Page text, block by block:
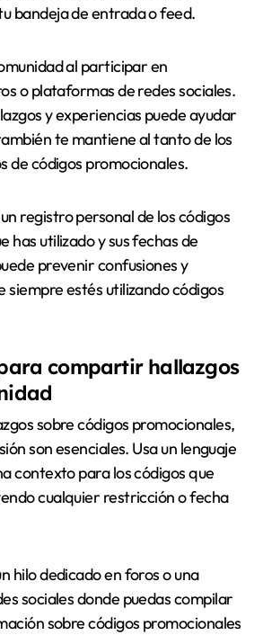
bandeja de entrada o feed.
al participar en
o plataformas de redes sociales.
y experiencias puede ayudar
te mantiene al tanto de los
de códigos promocionales.
registro personal de los códigos
has utilizado y sus fechas de
prevenir confusiones y
siempre estés utilizando códigos
compartir hallazgos
sobre códigos promocionales,
son esenciales. Usa un lenguaje
contexto para los códigos que
cualquier restricción o fecha
hilo dedicado en foros o una
sociales donde puedas compilar
sobre códigos promocionales